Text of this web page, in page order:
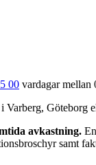
00 vardagar mellan
Varberg,
avkastning.
samt